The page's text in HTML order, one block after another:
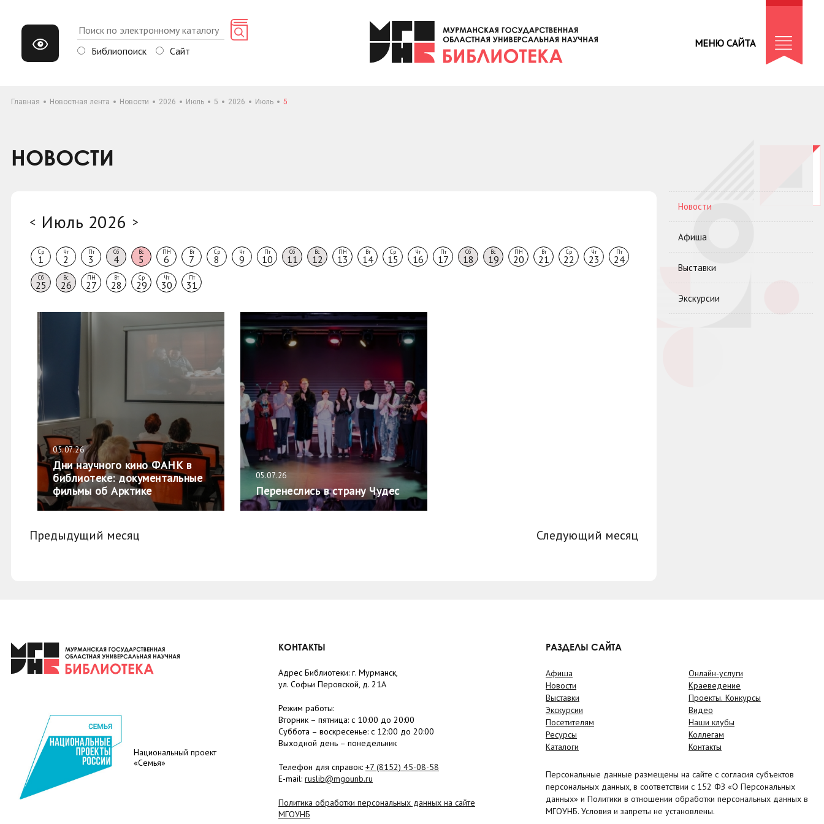
Библиопоиск Сайт
МЕНЮ САЙТА
Главная Новостная лента Новости 2026 Июль 5 2026 Июль 5
НОВОСТИ
< Июль 2026 >
Ср
1
Чт
2
Пт
3
Сб
4
Вс
5
ПН
6
Вт
7
Ср
8
Чт
9
Пт
10
Сб
11
Вс
12
ПН
13
Вт
14
Ср
15
Чт
16
Пт
17
Сб
18
Вс
19
ПН
20
Вт
21
Ср
22
Чт
23
Пт
24
Сб
25
Вс
26
ПН
27
Вт
28
Ср
29
Чт
30
Пт
31
05.07.26
Дни научного кино ФАНК в
библиотеке: документальные
фильмы об Арктике
05.07.26
Перенеслись в страну Чудес
Предыдущий месяц Следующий месяц
Новости
Афиша
Выставки
Экскурсии
Национальный проект
«Семья»
КОНТАКТЫ
Адрес Библиотеки: г. Мурманск,
ул. Софьи Перовской, д. 21А
Режим работы:
Вторник – пятница: с 10:00 до 20:00
Суббота – воскресенье: c 12:00 до 20:00
Выходной день – понедельник
Телефон для справок: +7 (8152) 45-08-58
E-mail: ruslib@mgounb.ru
Политика обработки персональных данных на сайте
МГОУНБ
РАЗДЕЛЫ САЙТА
Афиша
Новости
Выставки
Экскурсии
Посетителям
Ресурсы
Каталоги
Онлайн-услуги
Краеведение
Проекты. Конкурсы
Видео
Наши клубы
Коллегам
Контакты
Персональные данные размещены на сайте с согласия субъектов
персональных данных, в соответствии с 152 ФЗ «О Персональных
данных» и Политики в отношении обработки персональных данных в
МГОУНБ. Условия и запреты не установлены.